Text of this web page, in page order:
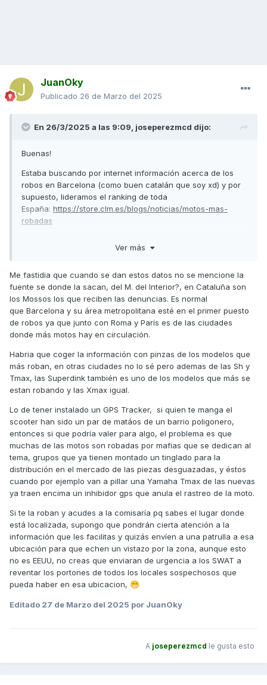
JuanOky
Publicado 26 de Marzo del 2025
En 26/3/2025 a las 9:09, joseperezmcd dijo:
Buenas!
Estaba buscando por internet información acerca de los
robos en Barcelona (como buen catalán que soy xd) y por
supuesto, lideramos el ranking de toda
España: https://store.clm.es/blogs/noticias/motos-mas-
robadas
realmente que sea cierta, porque todos los que vivimos en
ver stories de amigos en instagram compartiendo el robo de
diferentes motos
Y mi duda es, si tienes un GPS/Tracker conectado a la moto
y no lo desactivan... ¿La policía puede perseguir el vehículo
para recuperarlo antes de que lo desguacen, o
papeles?😅
Ver más
Me fastidia que cuando se dan estos datos no se mencione la
fuente se donde la sacan, del M. del Interior?, en Cataluña son
los Mossos los que reciben las denuncias. Es normal
que Barcelona y su área metropolitana esté en el primer puesto
de robos ya que junto con Roma y París es de las ciudades
donde más motos hay en circulación.
Habria que coger la información con pinzas de los modelos que
más roban, en otras ciudades no lo sé pero ademas de las Sh y
Tmax, las Superdink también es uno de los modelos que más se
estan robando y las Xmax igual.
Lo de tener instalado un GPS Tracker, si quien te manga el
scooter han sido un par de matáos de un barrio poligonero,
entonces si que podría valer para algo, el problema es que
muchas de las motos son robadas por mafias que se dedican al
tema, grupos que ya tienen montado un tinglado para la
distribución en el mercado de las piezas desguazadas, y éstos
cuando por ejemplo van a pillar una Yamaha Tmax de las nuevas
ya traen encima un inhibidor gps que anula el rastreo de la moto.
Si te la roban y acudes a la comisaría pq sabes el lugar donde
está localizada, supongo que pondrán cierta atención a la
información que les facilitas y quizás envíen a una patrulla a esa
ubicación para que echen un vistazo por la zona, aunque esto
no es EEUU, no creas que enviaran de urgencia a los SWAT a
reventar los portones de todos los locales sospechosos que
pueda haber en esa ubicacion, 😁
Editado 27 de Marzo del 2025 por JuanOky
A joseperezmcd le gusta esto